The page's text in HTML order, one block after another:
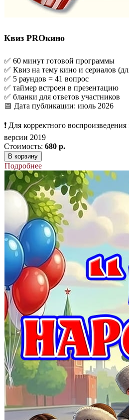
Квиз PROкино
✅ 60 минут готовой программы
✅ Квиз на тему кино и сериалов
✅ 5 раундов = 41 вопрос
✅ таймер встроен в презентацию
✅ бланки для ответов участников
📅 Дата публикации: июль 2026
❗ Для корректного
версии 2019
Стоимость: 680 р.
В корзину
Подробнее